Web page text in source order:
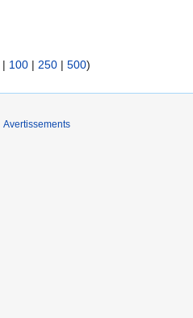
| 100 | 250 | 500)
Avertissements